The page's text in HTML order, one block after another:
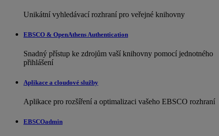
Unikátní vyhledávací rozhraní pro veřejné knihovny
EBSCO & OpenAthens Authentication
Snadný přístup ke zdrojům vaší knihovny pomocí jednotného
přihlášení
Aplikace a cloudové služby
Aplikace pro rozšíření a optimalizaci vašeho EBSCO rozhraní
EBSCOadmin